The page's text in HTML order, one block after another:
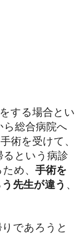
する場合とい
総合病院へ
術を受けて、
という病診
め、 手術を
先生が違う 、
であろうと